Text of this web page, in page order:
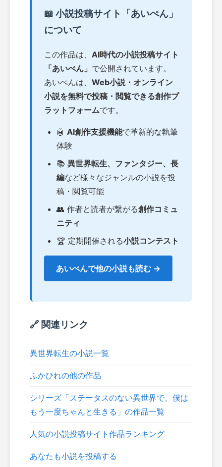
📖 小説投稿サイト「あいぺん」
について
この作品は、 AI時代の小説投稿サイト
「あいぺん」 で公開されています。
あいぺんは、 Web小説・オンライン
小説を無料で投稿・閲覧できる創作プ
ラットフォームです。
🤖 AI創作支援機能で革新的な執筆
体験
📚 異世界転生、ファンタジー、長
編など様々なジャンルの小説を投
稿・閲覧可能
👥 作者と読者が繋がる創作コミュ
ニティ
🏆 定期開催される小説コンテスト
あいぺんで他の小説も読む →
🔗 関連リンク
異世界転生の小説一覧
ふかひれの他の作品
シリーズ「ステータスのない異世界で、僕は
もう一度ちゃんと生きる」の作品一覧
人気の小説投稿サイト作品ランキング
あなたも小説を投稿する